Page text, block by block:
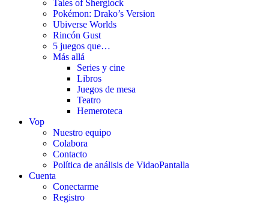
Tales of Shergiock
Pokémon: Drako’s Version
Ubiverse Worlds
Rincón Gust
5 juegos que…
Más allá
Series y cine
Libros
Juegos de mesa
Teatro
Hemeroteca
Vop
Nuestro equipo
Colabora
Contacto
Política de análisis de VidaoPantalla
Cuenta
Conectarme
Registro